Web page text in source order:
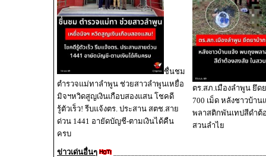
ชื่นชม
ตำรวจแม่ทาลำพูน ช่วยสาวลำพูนเหยื่อ
มิจฯหวิดสูญเงินเกือบสองแสน โชคดี
รู้ตัวเร็ว! รีบแจ้งตร. ประสาน สตช.สาย
ด่วน 1441 อายัดบัญชี-ตามเงินได้คืน
ครบ
ตร.สภ.เมืองลำพูน ยึด
700 เม็ด หลังชาวบ้าน
พลาสติกพันเทปสีดำต้
สวนลำไย
ข่าวเด่นอื่นๆ